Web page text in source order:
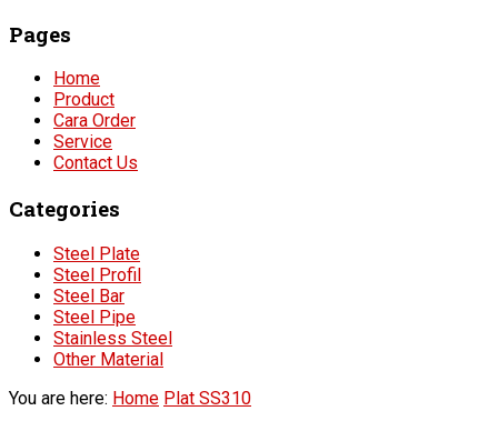
Pages
Home
Product
Cara Order
Service
Contact Us
Categories
Steel Plate
Steel Profil
Steel Bar
Steel Pipe
Stainless Steel
Other Material
You are here: Home Plat SS310